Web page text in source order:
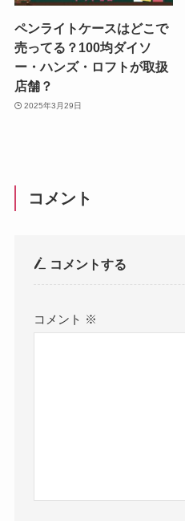
ペンライトケースはどこで
売ってる？100均ダイソ
ー・ハンズ・ロフトが取扱
店舗？
2025年3月29日
コメント
コメントする
コメント ※